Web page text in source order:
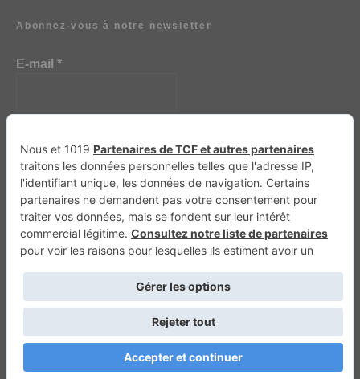
Abonnez-vous à notre newsletter
E-mail *
Génération 4×4 Génération Sans Permis VTTAE.fr FullAttack
Retour en haut